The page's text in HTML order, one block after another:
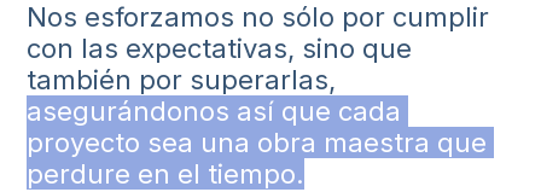
Nos esforzamos no sólo por cumplir
con las expectativas, sino que
también por superarlas,
asegurándonos así que cada
proyecto sea una obra maestra que
perdure en el tiempo.